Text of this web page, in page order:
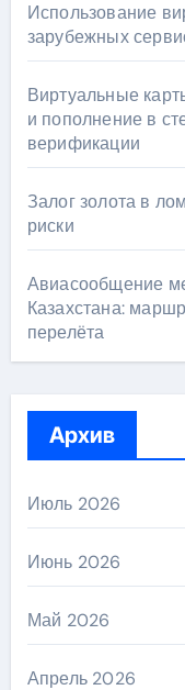
Использование
зарубежных
Виртуальные
и пополнение в
верификации
Залог золота в
риски
Авиасообщение
Казахстана:
перелёта
Архив
Июль 2026
Июнь 2026
Май 2026
Апрель 2026